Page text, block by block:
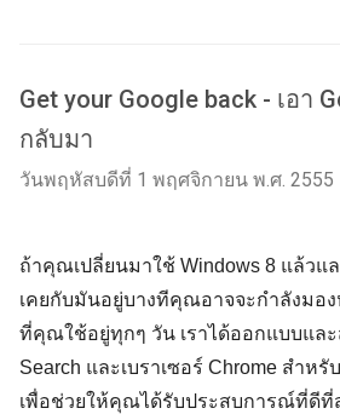
Get your Google back - เอา
กลับมา
วันพฤหัสบดีที่ 1 พฤศจิกายน พ.ศ. 2555
ถ้าคุณเปลี่ยนมาใช้ Windows 8 แล้วแ
เคยกับมันอยู่บางทีคุณอาจจะกำลังมอง
ที่คุณใช้อยู่ทุกๆ วัน เราได้ออกแบบแล
Search และเบราเซอร์ Chrome สำห
เพื่อช่วยให้คุณได้รับประสบการณ์ที่ดีที่